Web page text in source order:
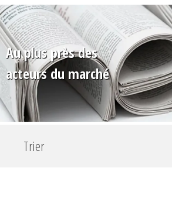
Au plus près des
acteurs du marché
Trier